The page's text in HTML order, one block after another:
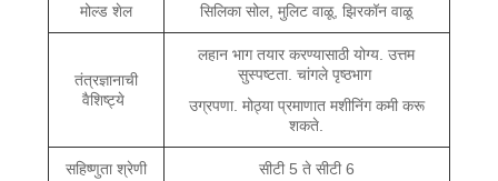
मोल्ड शेल सिलिका सोल, मुलिट वाळू, झिरकॉन वाळू
तंत्रज्ञानाची
वैशिष्ट्ये
लहान भाग तयार करण्यासाठी योग्य. उत्तम
सुस्पष्टता. चांगले पृष्ठभाग
उग्रपणा. मोठ्या प्रमाणात मशीनिंग कमी करू
शकते.
सहिष्णुता श्रेणी सीटी 5 ते सीटी 6